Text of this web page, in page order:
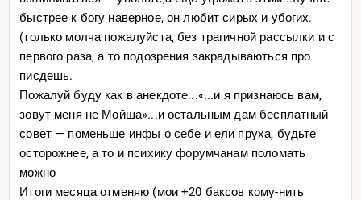
тебе ничего в этот момент не надо кроме простой
человеческой жизни. И когда ты выходишь из этих
ситуаций простая прогулка в парке с латте это
невероятное удовольствие.
Ну и напоследок есть довольно человеческий выход,
я бы назвал его пресно-нейтральным это идти к
назначит золофт какой нибудь. И будет жизнь как
жизнь. без + и -, просто нейтралка.
Оригинал
быстрее к богу наверное, он любит сирых и убогих.
(только молча пожалуйста, без трагичной рассылки и с
первого раза, а то подозрения закрадываються про
писдешь.
Пожалуй буду как в анекдоте...«...и я признаюсь вам,
зовут меня не Мойша»...и остальным дам бесплатный
совет — поменьше инфы о себе и ели пруха, будьте
осторожнее, а то и психику форумчанам поломать
можно
Итоги месяца отменяю (мои +20 баксов кому-нить